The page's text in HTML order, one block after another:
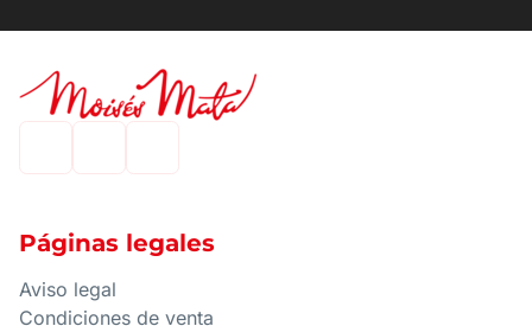
Páginas legales
Aviso legal
Condiciones de venta